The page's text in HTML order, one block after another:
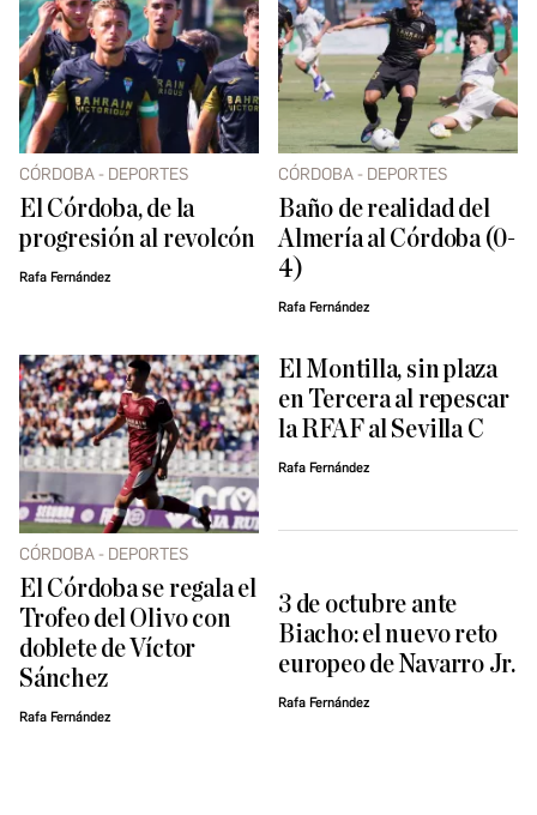
CÓRDOBA - DEPORTES
El Córdoba, de la
progresión al revolcón
Rafa Fernández
CÓRDOBA - DEPORTES
Baño de realidad del
Almería al Córdoba (0-
4)
Rafa Fernández
CÓRDOBA - DEPORTES
El Córdoba se regala el
Trofeo del Olivo con
doblete de Víctor
Sánchez
Rafa Fernández
El Montilla, sin plaza
en Tercera al repescar
la RFAF al Sevilla C
Rafa Fernández
3 de octubre ante
Biacho: el nuevo reto
europeo de Navarro Jr.
Rafa Fernández